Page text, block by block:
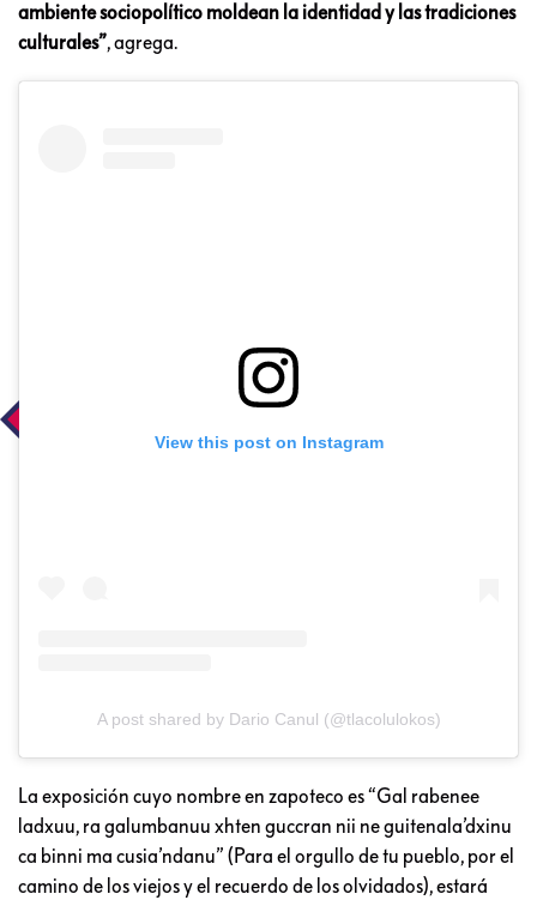
ambiente sociopolítico moldean la identidad y las tradiciones
culturales”, agrega.
View this post on Instagram
A post shared by Dario Canul (@tlacolulokos)
La exposición cuyo nombre en zapoteco es “Gal rabenee
ladxuu, ra galumbanuu xhten guccran nii ne guitenala’dxinu
ca binni ma cusia’ndanu” (Para el orgullo de tu pueblo, por el
camino de los viejos y el recuerdo de los olvidados), estará